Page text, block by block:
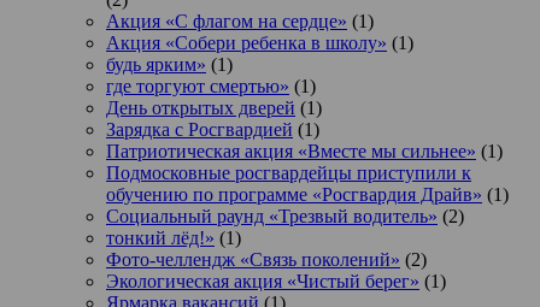
Акция «С флагом на сердце» (1)
Акция «Собери ребенка в школу» (1)
будь ярким» (1)
где торгуют смертью» (1)
День открытых дверей (1)
Зарядка с Росгвардией (1)
Патриотическая акция «Вместе мы сильнее» (1)
Подмосковные росгвардейцы приступили к
обучению по программе «Росгвардия Драйв» (1)
Социальный раунд «Трезвый водитель» (2)
тонкий лёд!» (1)
Фото-челлендж «Связь поколений» (2)
Экологическая акция «Чистый берег» (1)
Ярмарка вакансий (1)